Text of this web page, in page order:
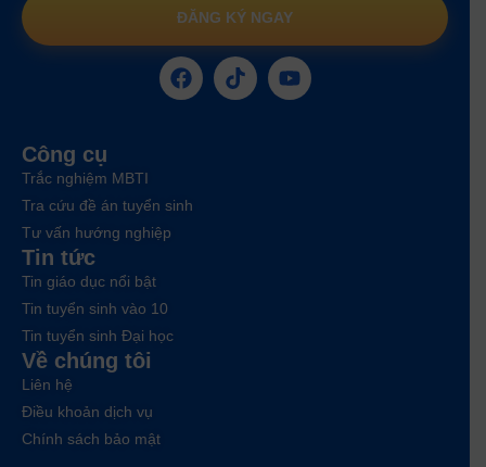
ĐĂNG KÝ NGAY
Công cụ
Trắc nghiệm MBTI
Tra cứu đề án tuyển sinh
Tư vấn hướng nghiệp
Tin tức
Tin giáo dục nổi bật
Tin tuyển sinh vào 10
Tin tuyển sinh Đại học
Về chúng tôi
Liên hệ
Điều khoản dịch vụ
Chính sách bảo mật